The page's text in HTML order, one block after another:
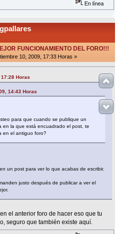
En línea
FUNCIONAMIENTO DEL FORO!!!
10, 2009, 17:33 Horas »
Horas
14:43 Horas
para que cuando se publique un
en la que está encuadrado el post, te
en el antiguo foro?
un post para ver lo que acabas de escribir.
justo después de publicar a ver el
el anterior foro de hacer eso que tu
seguro que también existe aquí.